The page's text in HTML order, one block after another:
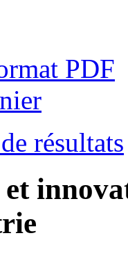
PDF
résultats
et